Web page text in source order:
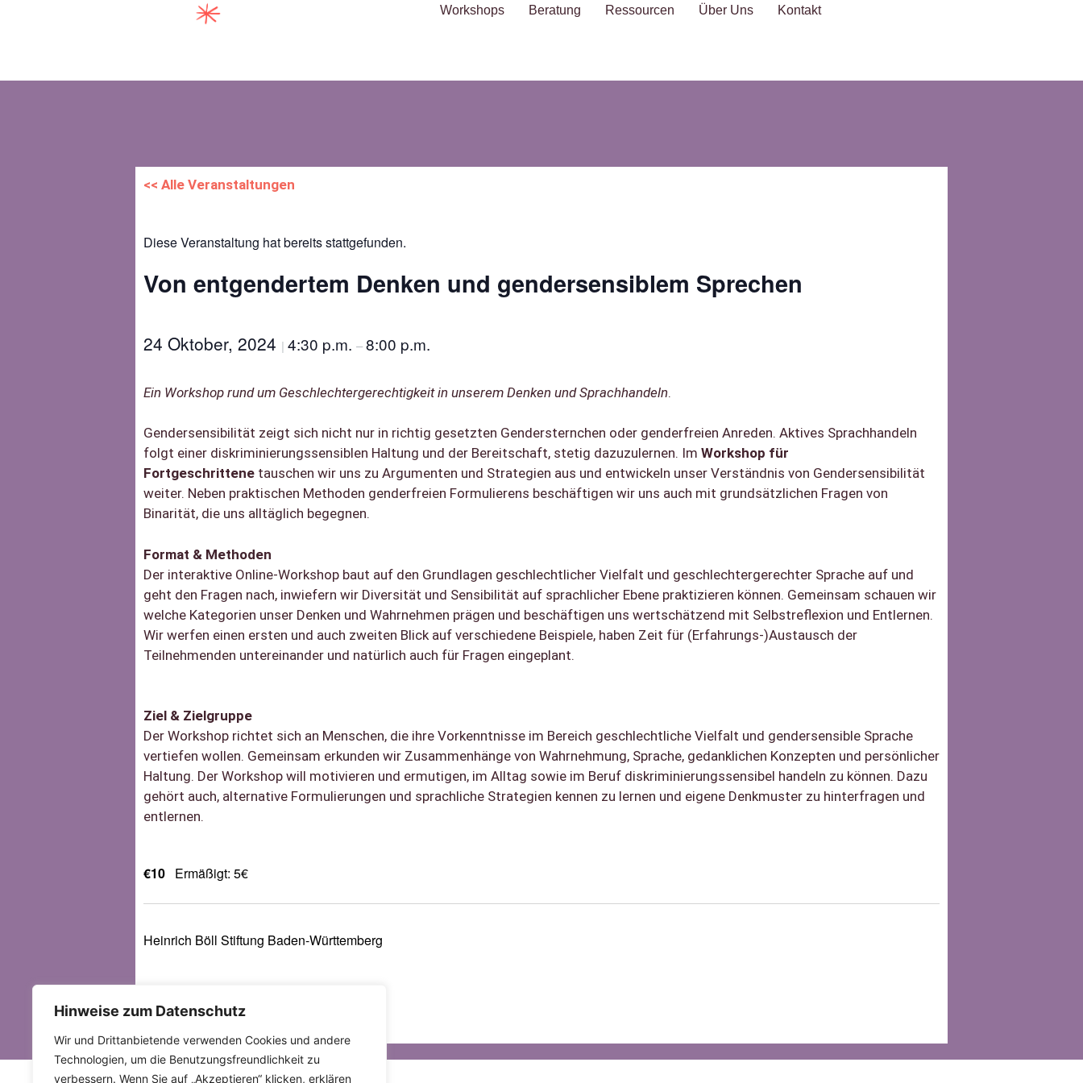
Hinweise zum Datenschutz
Wir und Drittanbietende verwenden Cookies und andere
Technologien, um die Benutzungsfreundlichkeit zu
verbessern. Wenn Sie auf „Akzeptieren“ klicken, erklären
Workshops Beratung Ressourcen Über Uns Kontakt
<< Alle Veranstaltungen
Diese Veranstaltung hat bereits stattgefunden.
Von entgendertem Denken und gendersensiblem Sprechen
24 Oktober, 2024 | 4:30 p.m. –8:00 p.m.
Ein Workshop rund um Geschlechtergerechtigkeit in unserem Denken und Sprachhandeln.
Gendersensibilität zeigt sich nicht nur in richtig gesetzten Gendersternchen oder genderfreien Anreden. Aktives Sprachhandeln
folgt einer diskriminierungssensiblen Haltung und der Bereitschaft, stetig dazuzulernen. Im Workshop für
Fortgeschrittene tauschen wir uns zu Argumenten und Strategien aus und entwickeln unser Verständnis von Gendersensibilität
weiter. Neben praktischen Methoden genderfreien Formulierens beschäftigen wir uns auch mit grundsätzlichen Fragen von
Binarität, die uns alltäglich begegnen.
Format & Methoden
Der interaktive Online-Workshop baut auf den Grundlagen geschlechtlicher Vielfalt und geschlechtergerechter Sprache auf und
geht den Fragen nach, inwiefern wir Diversität und Sensibilität auf sprachlicher Ebene praktizieren können. Gemeinsam schauen wir
welche Kategorien unser Denken und Wahrnehmen prägen und beschäftigen uns wertschätzend mit Selbstreflexion und Entlernen.
Wir werfen einen ersten und auch zweiten Blick auf verschiedene Beispiele, haben Zeit für (Erfahrungs-)Austausch der
Teilnehmenden untereinander und natürlich auch für Fragen eingeplant.
Ziel & Zielgruppe
Der Workshop richtet sich an Menschen, die ihre Vorkenntnisse im Bereich geschlechtliche Vielfalt und gendersensible Sprache
vertiefen wollen. Gemeinsam erkunden wir Zusammenhänge von Wahrnehmung, Sprache, gedanklichen Konzepten und persönlicher
Haltung. Der Workshop will motivieren und ermutigen, im Alltag sowie im Beruf diskriminierungssensibel handeln zu können. Dazu
gehört auch, alternative Formulierungen und sprachliche Strategien kennen zu lernen und eigene Denkmuster zu hinterfragen und
entlernen.
€10 Ermäßigt: 5€
Heinrich Böll Stiftung Baden-Württemberg
Infos & Anmeldung